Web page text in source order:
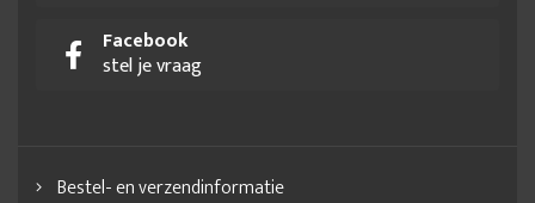
Facebook
stel je vraag
Bestel- en verzendinformatie